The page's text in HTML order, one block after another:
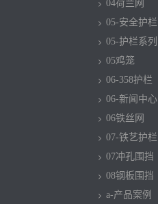
04荷兰网
05-安全护栏
05-护栏系列
05鸡笼
06-358护栏
06-新闻中心
06铁丝网
07-铁艺护栏
07冲孔围挡
08钢板围挡
a-产品案例